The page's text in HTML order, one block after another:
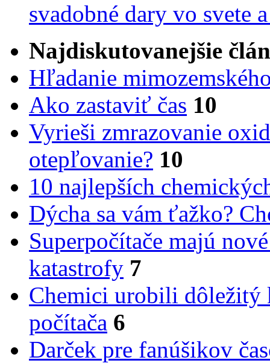
svadobné dary vo svete
Najdiskutovanejšie
Hľadanie
Ako zastaviť čas 10
Vyrieši zmrazovanie
otepľovanie? 10
10 najlepších
Dýcha sa vám ťažko?
Superpočítače majú
katastrofy 7
Chemici urobili dôležitý
počítača 6
Darček pre fanúšikov